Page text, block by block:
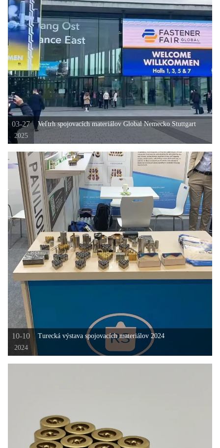
Veľtrh spojovacích materiálov Global Nemecko Stuttgart
03-27
2025
Turecká výstava spojovacích materiálov 2024
10-10
2024